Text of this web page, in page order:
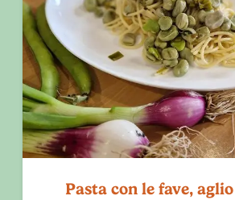
Pasta con le fave,